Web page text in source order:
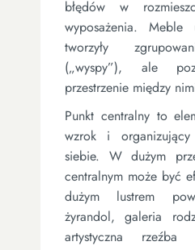
błędów w
wyposażenia.
tworzyły
(„wyspy”), ale
przestrzenie między
Punkt centralny to
wzrok i organizujący
siebie. W dużym
centralnym może być
dużym lustrem
żyrandol, galeria
artystyczna rzeźba